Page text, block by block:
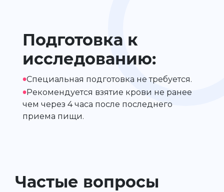
Подготовка к
исследованию:
•Специальная подготовка не требуется.
•Рекомендуется взятие крови не ранее
чем через 4 часа после последнего
приема пищи.
Частые вопросы